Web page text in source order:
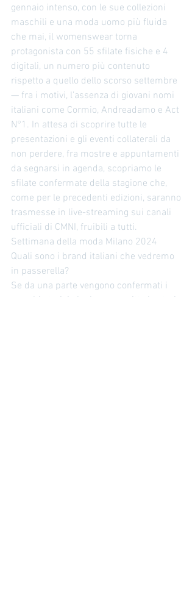
gennaio intenso, con le sue collezioni
maschili e una moda uomo più fluida
che mai, il womenswear torna
protagonista con 55 sfilate fisiche e 4
digitali, un numero più contenuto
rispetto a quello dello scorso settembre
— fra i motivi, l’assenza di giovani nomi
italiani come Cormio, Andreadamo e Act
N°1. In attesa di scoprire tutte le
presentazioni e gli eventi collaterali da
non perdere, fra mostre e appuntamenti
da segnarsi in agenda, scopriamo le
sfilate confermate della stagione che,
come per le precedenti edizioni, saranno
trasmesse in live-streaming sui canali
ufficiali di CMNI, fruibili a tutti.
Settimana della moda Milano 2024
Quali sono i brand italiani che vedremo
in passerella?
Se da una parte vengono confermati i
marchi storici che hanno scritto la storia